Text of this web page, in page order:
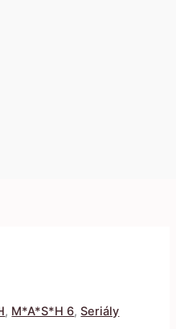
, M*A*S*H 6,Seriály